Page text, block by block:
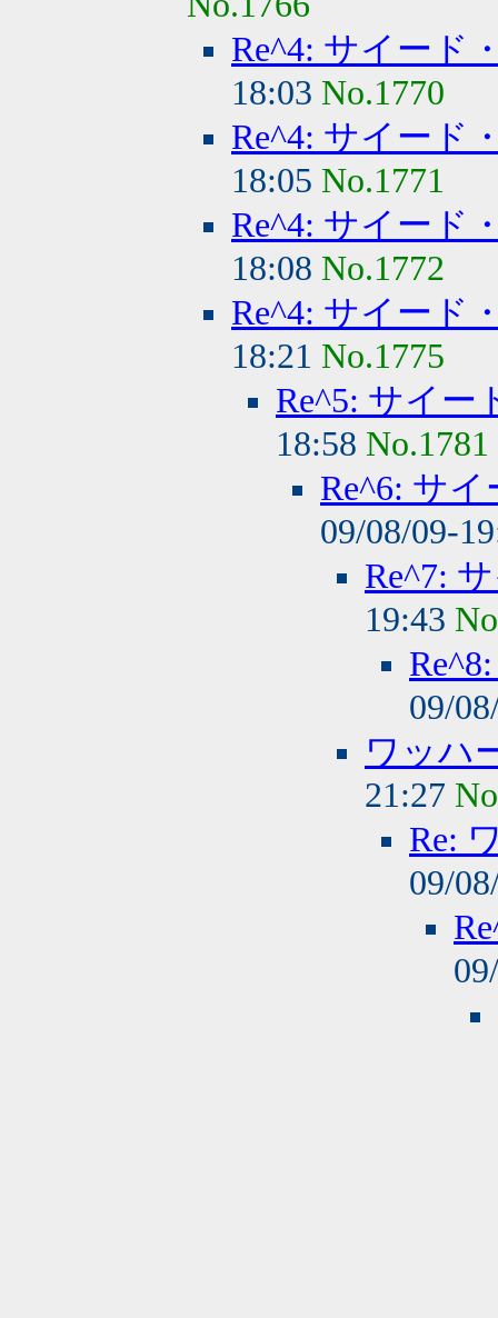
Re^4: サイード
18:03 No.1770
Re^4: サイード
18:05 No.1771
Re^4: サイード
18:08 No.1772
Re^4: サイード
18:21 No.1775
Re^5: サイー
18:58 No.1781
Re^6: サ
09/08/09-
Re^7:
19:43
09/
ワッハ
21:27
Re:
09/